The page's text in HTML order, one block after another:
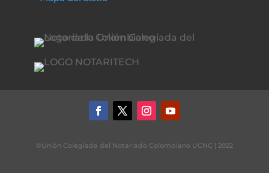
©Unión Colegiada del Notariado Colombiano UCNC | 2022